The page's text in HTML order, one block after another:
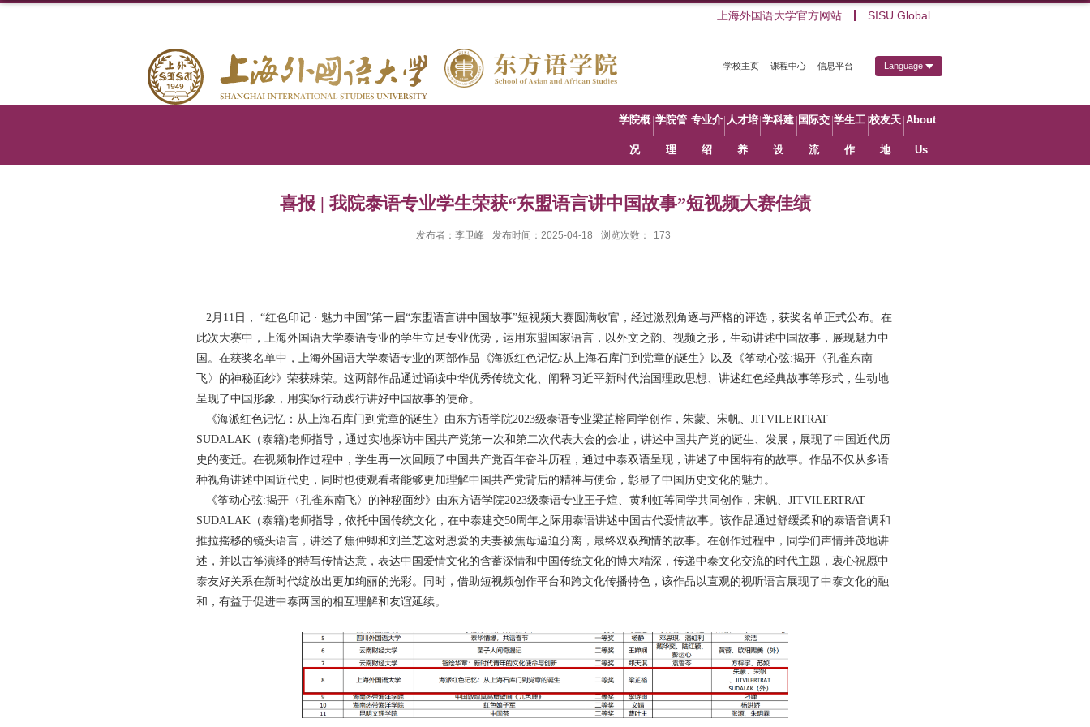
上海外国语大学官方网站 SISU Global
学校主页 课程中心 信息平台 Language
学院概
况
学院管
理
专业介
绍
人才培
养
学科建
设
国际交
流
学生工
作
校友天
地
About
Us
喜报 | 我院泰语专业学生荣获“东盟语言讲中国故事”短视频大赛佳绩
发布者：李卫峰 发布时间：2025-04-18 浏览次数： 173
2 月 11 日， “红色印记 · 魅力中国”第一届“东盟语言讲中国故事”短视频大赛圆满收官，经过激烈角逐与严格的评选，获奖名单正式公布。在
此次大赛中，上海外国语大学泰语专业的学生立足专业优势，运用东盟国家语言，以外文之韵、视频之形，生动讲述中国故事，展现魅力中
国。在获奖名单中，上海外国语大学泰语专业的两部作品《海派红色记忆: 从上海石库门到党章的诞生》以及《筝动心弦:揭开〈孔雀东南
飞〉的神秘面纱》荣获殊荣。这两部作品通过诵读中华优秀传统文化、阐释习近平新时代治国理政思想、讲述红色经典故事等形式，生动地
呈现了中国形象，用实际行动践行讲好中国故事的使命。
《海派红色记忆：从上海石库门到党章的诞生》由东方语学院2023级泰语专业梁芷榕同学创作，朱蒙、宋帆、 JITVILERTRAT
SUDALAK （泰籍)老师指导，通过实地探访中国共产党第一次和第二次代表大会的会址，讲述中国共产党的诞生、发展，展现了中国近代历
史的变迁。在视频制作过程中，学生再一次回顾了中国共产党百年奋斗历程，通过中泰双语呈现，讲述了中国特有的故事。作品不仅从多语
种视角讲述中国近代史，同时也使观看者能够更加理解中国共产党背后的精神与使命，彰显了中国历史文化的魅力。
《筝动心弦:揭开〈孔雀东南飞〉的神秘面纱》由东方语学院2023级泰语专业王子煊、黄利虹等同学共同创作，宋帆、 JITVILERTRAT
SUDALAK （泰籍)老师指导，依托中国传统文化，在中泰建交50周年之际用泰语讲述中国古代爱情故事。该作品通过舒缓柔和的泰语音调和
推拉摇移的镜头语言，讲述了焦仲卿和刘兰芝这对恩爱的夫妻被焦母逼迫分离，最终双双殉情的故事。在创作过程中，同学们声情并茂地讲
述，并以古筝演绎的特写传情达意，表达中国爱情文化的含蓄深情和中国传统文化的博大精深，传递中泰文化交流的时代主题，衷心祝愿中
泰友好关系在新时代绽放出更加绚丽的光彩。同时，借助短视频创作平台和跨文化传播特色，该作品以直观的视听语言展现了中泰文化的融
和，有益于促进中泰两国的相互理解和友谊延续。